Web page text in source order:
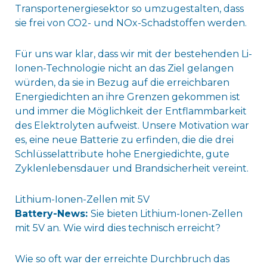
Transportenergiesektor so umzugestalten, dass
sie frei von CO2- und NOx-Schadstoffen werden.
Für uns war klar, dass wir mit der bestehenden Li-
Ionen-Technologie nicht an das Ziel gelangen
würden, da sie in Bezug auf die erreichbaren
Energiedichten an ihre Grenzen gekommen ist
und immer die Möglichkeit der Entflammbarkeit
des Elektrolyten aufweist. Unsere Motivation war
es, eine neue Batterie zu erfinden, die die drei
Schlüsselattribute hohe Energiedichte, gute
Zyklenlebensdauer und Brandsicherheit vereint.
Lithium-Ionen-Zellen mit 5V
Battery-News: Sie bieten Lithium-Ionen-Zellen
mit 5V an. Wie wird dies technisch erreicht?
Wie so oft war der erreichte Durchbruch das